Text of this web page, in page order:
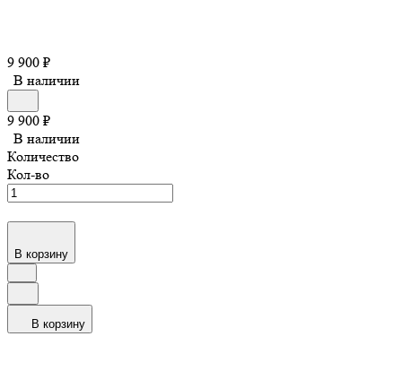
9 900 ₽
В наличии
9 900 ₽
В наличии
Количество
Кол-во
В корзину
В корзину